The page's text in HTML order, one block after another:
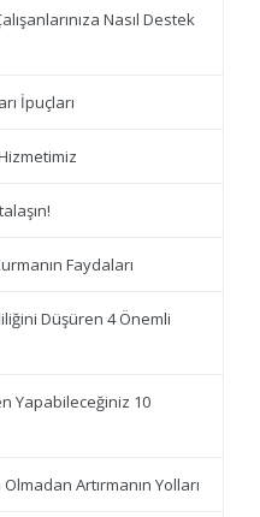
Nasıl Destek
İpuçları
Faydaları
Düşüren 4 Önemli
Yapabileceğiniz 10
Artırmanın Yolları